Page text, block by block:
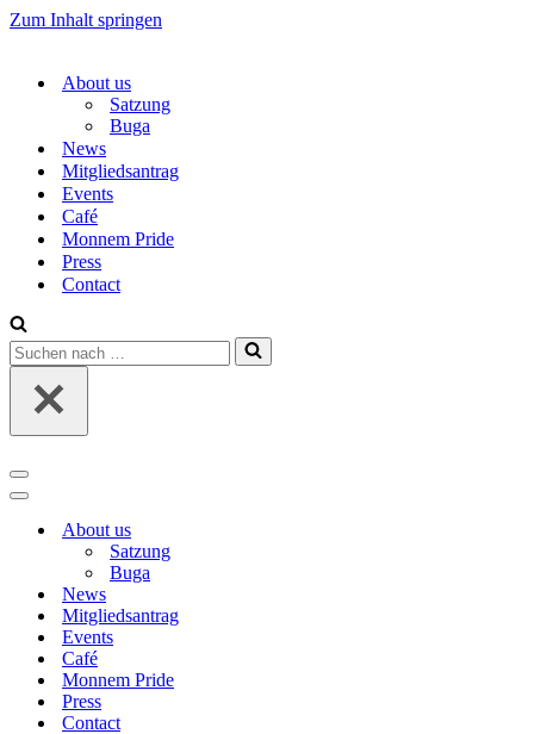
Zum Inhalt springen
About us
Satzung
Buga
News
Mitgliedsantrag
Events
Café
Monnem Pride
Press
Contact
Suchen
nach …
Navigations-
Menü
Navigations-
About us
Satzung
Buga
News
Mitgliedsantrag
Events
Café
Monnem Pride
Press
Contact